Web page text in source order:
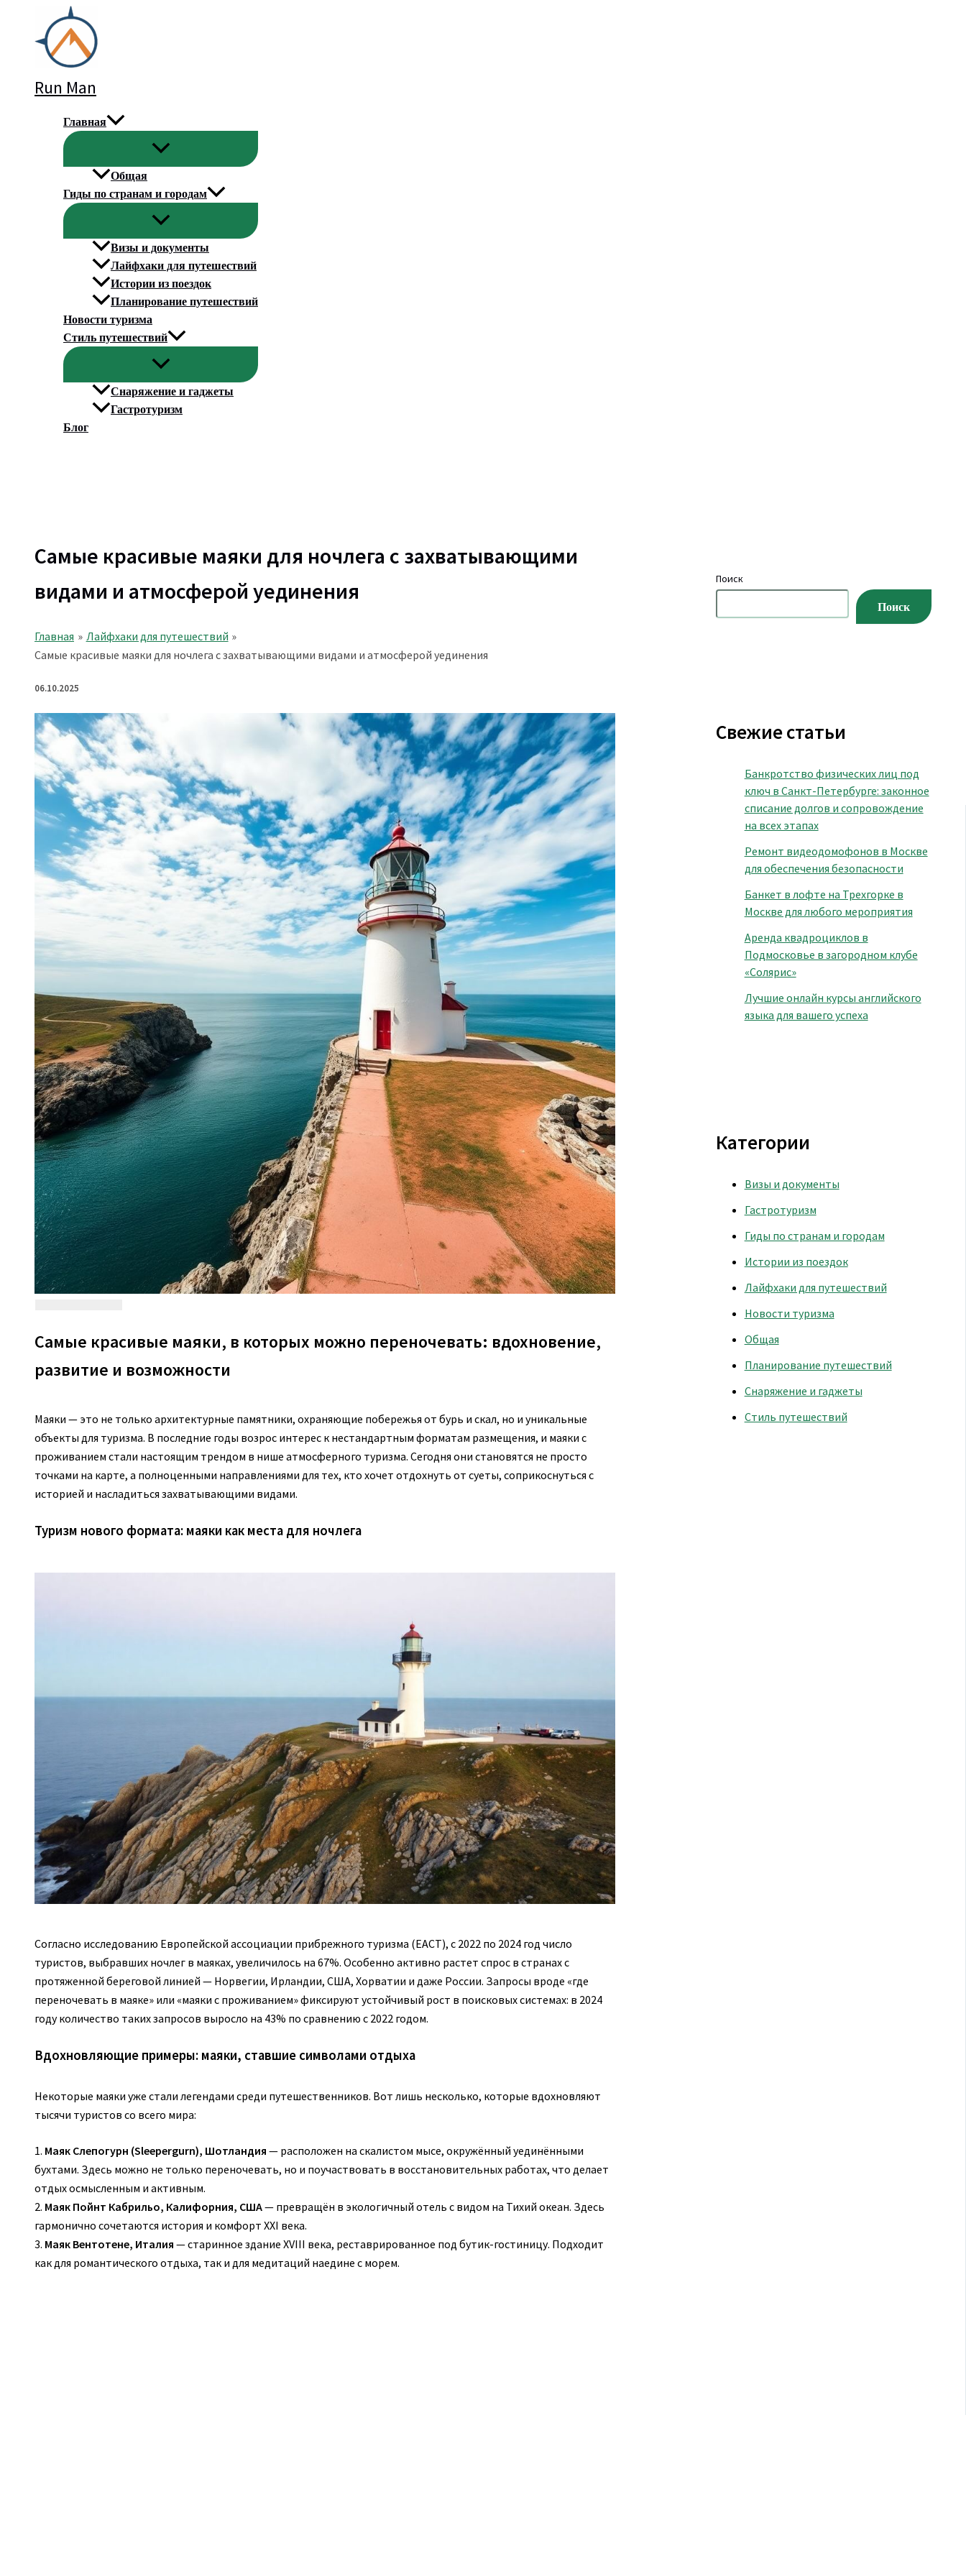
содержимому
Run Man
Главная
Общая
Гиды по странам и городам
Визы и документы
Лайфхаки для путешествий
Истории из поездок
Планирование путешествий
Новости туризма
Стиль путешествий
Снаряжение и гаджеты
Гастротуризм
Блог
Самые красивые маяки для ночлега с захватывающими
видами и атмосферой уединения
Главная
Лайфхаки для путешествий
Самые красивые маяки для ночлега с захватывающими видами и атмосферой уединения
06.10.2025
Самые красивые маяки, в которых можно переночевать: вдохновение,
развитие и возможности
Маяки — это не только архитектурные памятники, охраняющие побережья от бурь и скал, но и уникальные
объекты для туризма. В последние годы возрос интерес к нестандартным форматам размещения, и маяки с
проживанием стали настоящим трендом в нише атмосферного туризма. Сегодня они становятся не просто
точками на карте, а полноценными направлениями для тех, кто хочет отдохнуть от суеты, соприкоснуться с
историей и насладиться захватывающими видами.
Туризм нового формата: маяки как места для ночлега
Согласно исследованию Европейской ассоциации прибрежного туризма (EACT), с 2022 по 2024 год число
туристов, выбравших ночлег в маяках, увеличилось на 67%. Особенно активно растет спрос в странах с
протяженной береговой линией — Норвегии, Ирландии, США, Хорватии и даже России. Запросы вроде «где
переночевать в маяке» или «маяки с проживанием» фиксируют устойчивый рост в поисковых системах: в 2024
году количество таких запросов выросло на 43% по сравнению с 2022 годом.
Вдохновляющие примеры: маяки, ставшие символами отдыха
Некоторые маяки уже стали легендами среди путешественников. Вот лишь несколько, которые вдохновляют
тысячи туристов со всего мира:
1. Маяк Слепогурн (Sleepergurn), Шотландия — расположен на скалистом мысе, окружённый уединёнными
бухтами. Здесь можно не только переночевать, но и поучаствовать в восстановительных работах, что делает
отдых осмысленным и активным.
2. Маяк Пойнт Кабрильо, Калифорния, США— превращён в экологичный отель с видом на Тихий океан. Здесь
гармонично сочетаются история и комфорт XXI века.
3. Маяк Вентотене, Италия — старинное здание XVIII века, реставрированное под бутик-гостиницу. Подходит
как для романтического отдыха, так и для медитаций наедине с морем.
Поиск
Поиск
Свежие статьи
Банкротство физических лиц под
ключ в Санкт-Петербурге: законное
списание долгов и сопровождение
на всех этапах
Ремонт видеодомофонов в Москве
для обеспечения безопасности
Банкет в лофте на Трехгорке в
Москве для любого мероприятия
Аренда квадроциклов в
Подмосковье в загородном клубе
«Солярис»
Лучшие онлайн курсы английского
языка для вашего успеха
Категории
Визы и документы
Гастротуризм
Гиды по странам и городам
Истории из поездок
Лайфхаки для путешествий
Новости туризма
Общая
Планирование путешествий
Снаряжение и гаджеты
Стиль путешествий